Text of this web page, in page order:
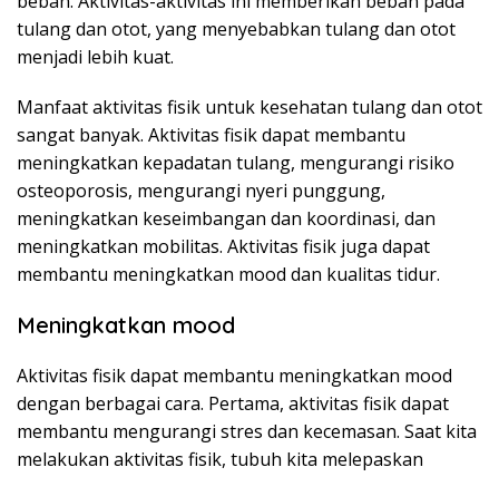
tulang dan otot, yang menyebabkan tulang dan otot
menjadi lebih kuat.
Manfaat aktivitas fisik untuk kesehatan tulang dan otot
sangat banyak. Aktivitas fisik dapat membantu
meningkatkan kepadatan tulang, mengurangi risiko
osteoporosis, mengurangi nyeri punggung,
meningkatkan keseimbangan dan koordinasi, dan
meningkatkan mobilitas. Aktivitas fisik juga dapat
membantu meningkatkan mood dan kualitas tidur.
Meningkatkan mood
Aktivitas fisik dapat membantu meningkatkan mood
dengan berbagai cara. Pertama, aktivitas fisik dapat
membantu mengurangi stres dan kecemasan. Saat kita
melakukan aktivitas fisik, tubuh kita melepaskan